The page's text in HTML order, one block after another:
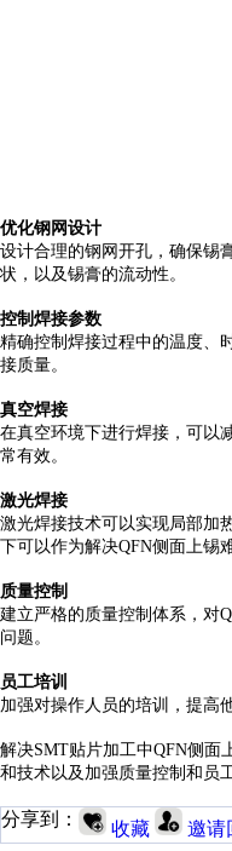
优化钢网设计
设计合理的钢网开孔，确保锡
状，以及锡膏的流动性。
控制焊接参数
精确控制焊接过程中的温度、
接质量。
真空焊接
在真空环境下进行焊接，可以
常有效。
激光焊接
激光焊接技术可以实现局部加
下可以作为解决QFN侧面上锡
质量控制
建立严格的质量控制体系，对
问题。
员工培训
加强对操作人员的培训，提高
解决SMT贴片加工中QFN侧面
和技术以及加强质量控制和员
分享到： 收藏 邀请